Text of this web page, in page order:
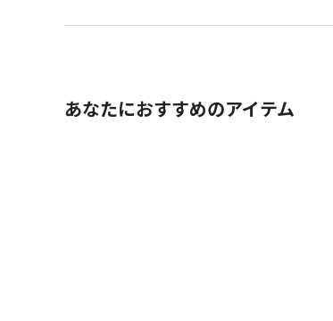
あなたにおすすめのアイテム